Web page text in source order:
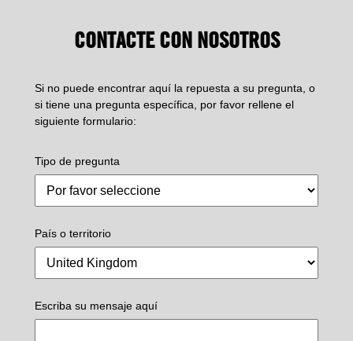
CONTACTE CON NOSOTROS
Si no puede encontrar aquí la repuesta a su pregunta, o
si tiene una pregunta específica, por favor rellene el
siguiente formulario:
Tipo de pregunta
País o territorio
Escriba su mensaje aquí